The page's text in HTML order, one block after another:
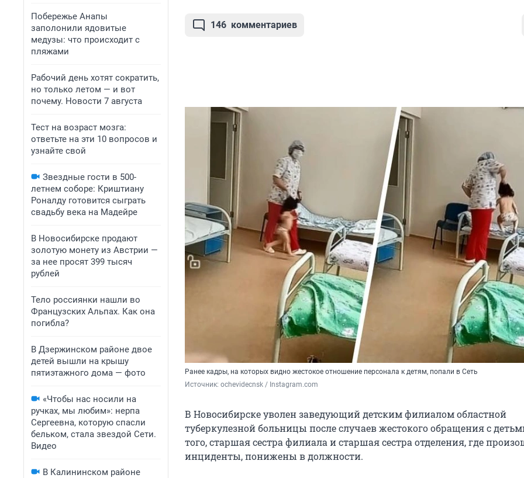
Побережье Анапы
заполонили ядовитые
медузы: что происходит с
пляжами
Рабочий день хотят сократить,
но только летом — и вот
почему. Новости 7 августа
Тест на возраст мозга:
ответьте на эти 10 вопросов и
узнайте свой
Звездные гости в 500-
летнем соборе: Криштиану
Роналду готовится сыграть
свадьбу века на Мадейре
В Новосибирске продают
золотую монету из Австрии —
за нее просят 399 тысяч
рублей
Тело россиянки нашли во
Французских Альпах. Как она
погибла?
В Дзержинском районе двое
детей вышли на крышу
пятиэтажного дома — фото
«Чтобы нас носили на
ручках, мы любим»: нерпа
Сергеевна, которую спасли
бельком, стала звездой Сети.
Видео
В Калининском районе
146 комментариев
Ранее кадры, на которых видно жестокое отношение персонала к детям, попали в Сеть
Источник: ochevidecnsk / Instagram.com
В Новосибирске уволен заведующий детским филиалом областной
туберкулезной больницы после случаев жестокого обращения с
того, старшая сестра филиала и старшая сестра отделения, где
инциденты, понижены в должности.